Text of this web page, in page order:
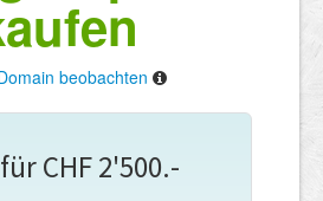
beobachten
CHF 2'500.-